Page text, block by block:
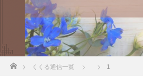
くくる通信一覧 1